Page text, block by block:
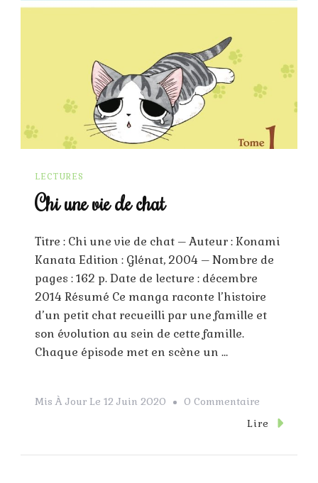
LECTURES
Chi une vie de chat
Titre : Chi une vie de chat – Auteur : Konami
Kanata Edition : Glénat, 2004 – Nombre de
pages : 162 p. Date de lecture : décembre
2014 Résumé Ce manga raconte l’histoire
d’un petit chat recueilli par une famille et
son évolution au sein de cette famille.
Chaque épisode met en scène un …
Mis À Jour Le 12 Juin 2020 0 Commentaire
Chi
Lire